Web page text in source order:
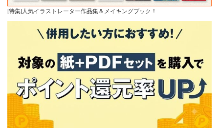
[特集]人気イラストレーター作品集＆メイキングブック！